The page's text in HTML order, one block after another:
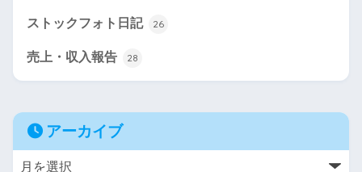
ストックフォト日記 26
売上・収入報告 28
アーカイブ